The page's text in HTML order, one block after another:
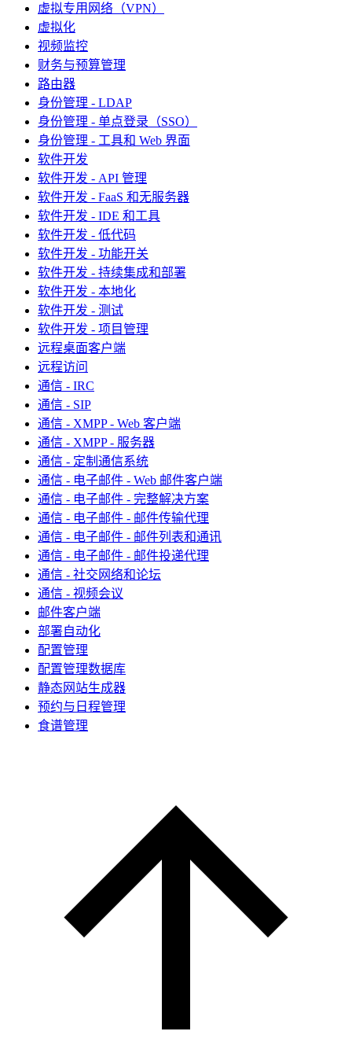
虚拟专用网络（VPN）
虚拟化
视频监控
财务与预算管理
路由器
身份管理 - LDAP
身份管理 - 单点登录（SSO）
身份管理 - 工具和 Web 界面
软件开发
软件开发 - API 管理
软件开发 - FaaS 和无服务器
软件开发 - IDE 和工具
软件开发 - 低代码
软件开发 - 功能开关
软件开发 - 持续集成和部署
软件开发 - 本地化
软件开发 - 测试
软件开发 - 项目管理
远程桌面客户端
远程访问
通信 - IRC
通信 - SIP
通信 - XMPP - Web 客户端
通信 - XMPP - 服务器
通信 - 定制通信系统
通信 - 电子邮件 - Web 邮件客户端
通信 - 电子邮件 - 完整解决方案
通信 - 电子邮件 - 邮件传输代理
通信 - 电子邮件 - 邮件列表和通讯
通信 - 电子邮件 - 邮件投递代理
通信 - 社交网络和论坛
通信 - 视频会议
邮件客户端
部署自动化
配置管理
配置管理数据库
静态网站生成器
预约与日程管理
食谱管理